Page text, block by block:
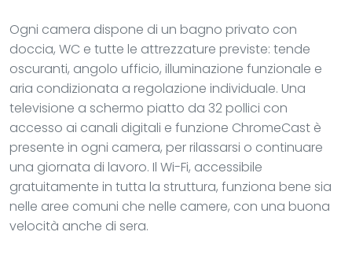
Ogni camera dispone di un bagno privato con
doccia, WC e tutte le attrezzature previste: tende
oscuranti, angolo ufficio, illuminazione funzionale e
aria condizionata a regolazione individuale. Una
televisione a schermo piatto da 32 pollici con
accesso ai canali digitali e funzione ChromeCast è
presente in ogni camera, per rilassarsi o continuare
una giornata di lavoro. Il Wi-Fi, accessibile
gratuitamente in tutta la struttura, funziona bene sia
nelle aree comuni che nelle camere, con una buona
velocità anche di sera.